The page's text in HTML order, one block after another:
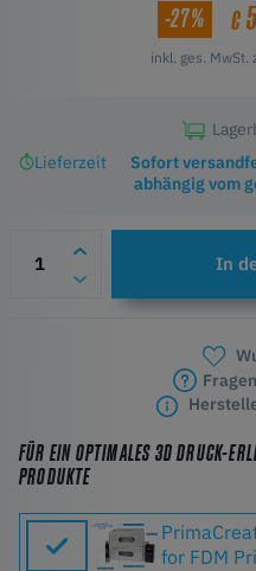
benötigen, und ist sowohl für
-27% €
inkl. ges. MwSt.
Lieferzeit
Sofort
abhängig vom
In
FÜR EIN OPTIMALES 3D DRUCK-
PRODUKTE
for FDM